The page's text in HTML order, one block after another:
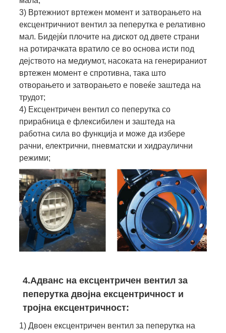
3) Вртежниот вртежен момент и затворањето на
ексцентричниот вентил за пеперутка е релативно
мал. Бидејќи плочите на дискот од двете страни
на ротирачката вратило се во основа исти под
дејството на медиумот, насоката на генерираниот
вртежен момент е спротивна, така што
отворањето и затворањето е повеќе заштеда на
трудот;
4) Ексцентричен вентил со пеперутка со
прирабница е флексибилен и заштеда на
работна сила во функција и може да избере
рачни, електрични, пневматски и хидраулични
режими;
4.Адванс на ексцентричен вентил за
пеперутка двојна ексцентричност и
тројна ексцентричност:
1) Двоен ексцентричен вентил за пеперутка на